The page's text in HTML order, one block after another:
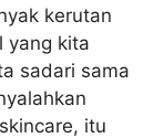
kerutan
yang kita
sadari sama
itu